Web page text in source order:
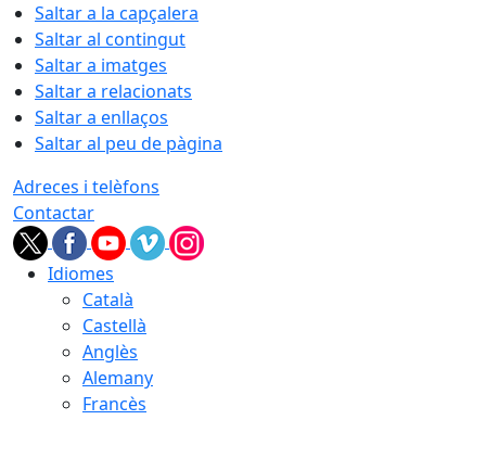
Saltar a la capçalera
Saltar al contingut
Saltar a imatges
Saltar a relacionats
Saltar a enllaços
Saltar al peu de pàgina
Adreces i telèfons
Contactar
Idiomes
Català
Castellà
Anglès
Alemany
Francès